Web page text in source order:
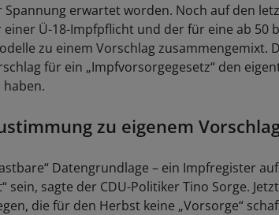
erwartet worden. Noch auf den
Ü-18-Impfpflicht und der für eine ab 50
zu einem Vorschlag zusammengemixt.
für ein „Impfvorsorgegesetz“ den
zu eigenem
Datengrundlage – ein Impfregister
sein, sagte der CDU-Politiker Tino Sorge.
die für den Herbst keine „Vorsorge“